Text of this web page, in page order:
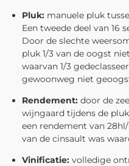
Pluk: manuele pluk
Een tweede deel van 16
Door de slechte
pluk 1/3 van de oogst
waarvan 1/3
gewoonweg niet
Rendement: door de
wijngaard tijdens de
een rendement van
van de cinsault was
Vinificatie: volledige